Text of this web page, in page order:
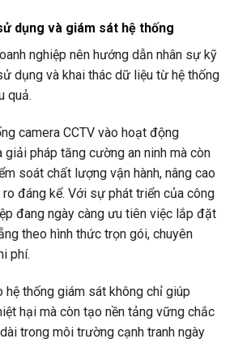
dụng và giám sát hệ thống
nghiệp nên hướng dẫn nhân sự kỹ
dụng và khai thác dữ liệu từ hệ thống
quả.
camera CCTV vào hoạt động
pháp tăng cường an ninh mà còn
soát chất lượng vận hành, nâng cao
đáng kể. Với sự phát triển của công
đang ngày càng ưu tiên việc lắp đặt
theo hình thức trọn gói, chuyên
phí.
thống giám sát không chỉ giúp
hại mà còn tạo nền tảng vững chắc
trong môi trường cạnh tranh ngày